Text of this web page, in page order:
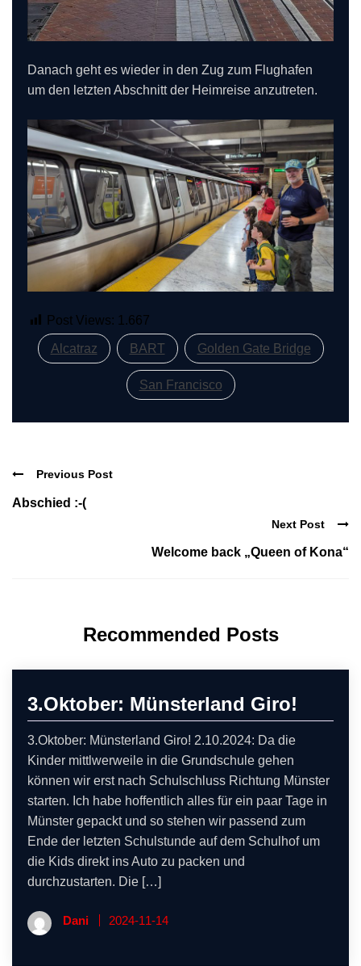
Danach geht es wieder in den Zug zum Flughafen
um den letzten Abschnitt der Heimreise anzutreten.
Post Views: 1.667
Alcatraz BART Golden Gate Bridge
San Francisco
Previous Post
Abschied :-(
Next Post
Welcome back „Queen of Kona“
Recommended Posts
3.Oktober: Münsterland Giro!
3.Oktober: Münsterland Giro! 2.10.2024: Da die
Kinder mittlwerweile in die Grundschule gehen
können wir erst nach Schulschluss Richtung Münster
starten. Ich habe hoffentlich alles für ein paar Tage in
Münster gepackt und so stehen wir passend zum
Ende der letzten Schulstunde auf dem Schulhof um
die Kids direkt ins Auto zu packen und
durchzustarten. Die […]
Dani 2024-11-14